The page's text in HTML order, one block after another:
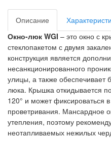
Описание
Окно-люк WGI – это окно с
стеклопакетом с двумя
конструкция является
несанкционированного
улицы, а также обеспечивает
люка. Крышка откидывается
120° и может фиксироваться
проветривания. Мансардное
утепления, поэтому
неотапливаемых нежилых